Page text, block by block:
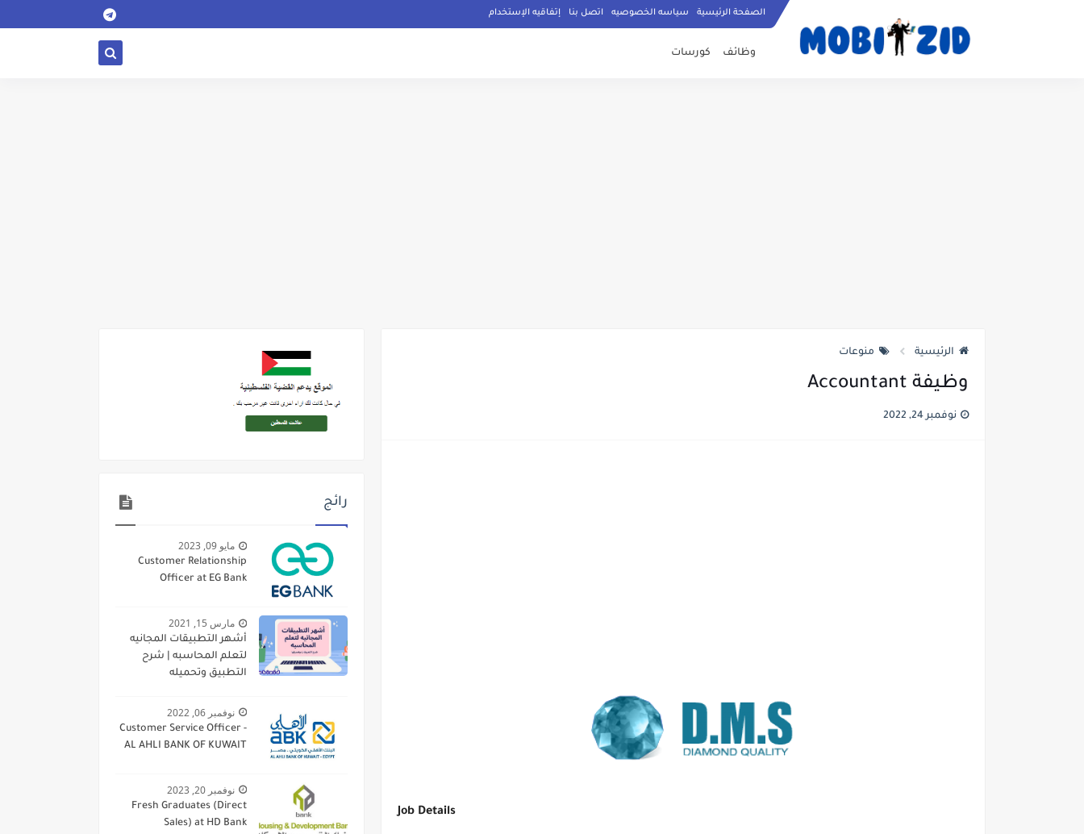
الصفحة الرئيسية سياسه الخصوصيه اتصل بنا إتفاقيه الإستخدام
وظائف كورسات
الرئيسية منوعات
وظيفة Accountant
نوفمبر 24, 2022
Job Details
رائج
مايو 09, 2023
Customer Relationship
Officer at EG Bank
مارس 15, 2021
أشهر التطبيقات المجانيه
لتعلم المحاسبه | شرح
التطبيق وتحميله
نوفمبر 06, 2022
Customer Service Officer -
AL AHLI BANK OF KUWAIT
نوفمبر 20, 2023
Fresh Graduates (Direct
Sales) at HD Bank